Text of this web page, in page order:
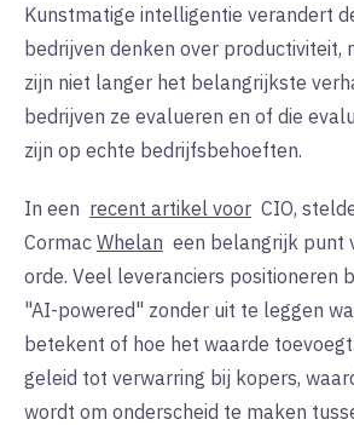
Kunstmatige intelligentie verandert
bedrijven denken over productiviteit,
zijn niet langer het belangrijkste
bedrijven ze evalueren en of die
zijn op echte bedrijfsbehoeften.
In een recent artikel voor CIO,
Cormac Whelan een belangrijk punt
orde. Veel leveranciers positioneren
"AI-powered" zonder uit te leggen
betekent of hoe het waarde
geleid tot verwarring bij kopers,
wordt om onderscheid te maken